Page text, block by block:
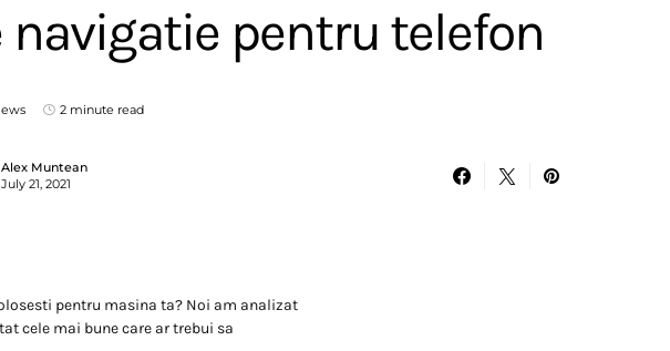
navigatie pentru telefon
2 minute read
Alex Muntean
July 21, 2021
pentru masina ta? Noi am analizat
cele mai bune care ar trebui sa